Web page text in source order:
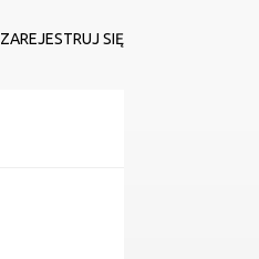
ZAREJESTRUJ SIĘ